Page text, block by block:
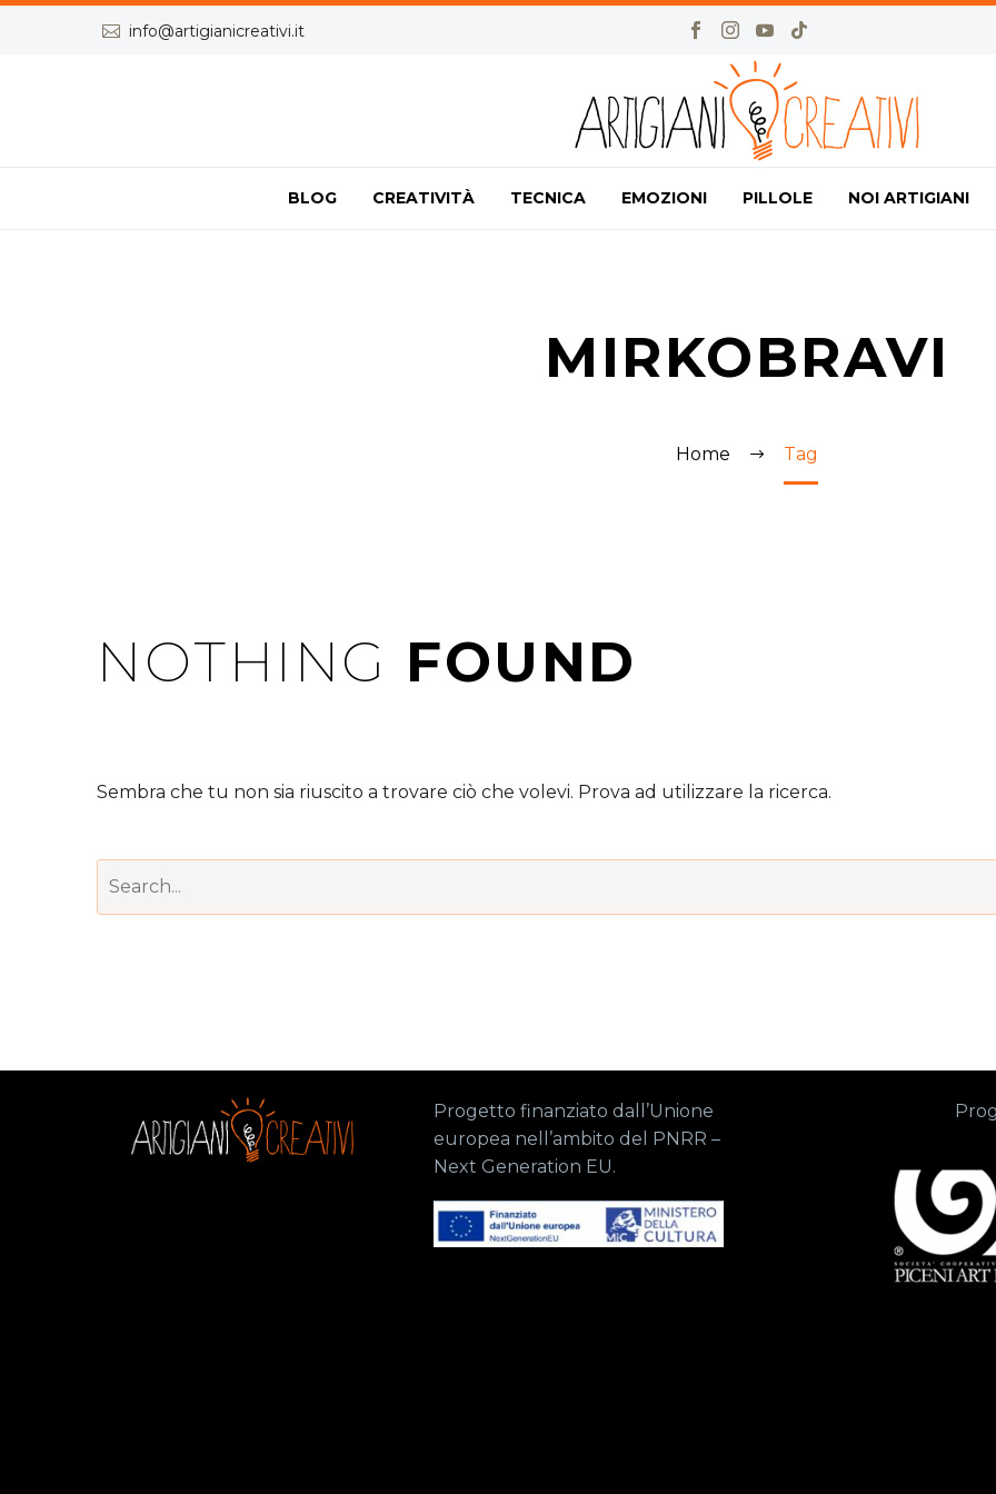

 info@artigianicreativi.it
BLOG CREATIVITÀ TECNICA EMOZIONI PILLOLE NOI ARTIGIANI
MIRKOBRAVI
Home Tag
NOTHING FOUND
Sembra che tu non sia riuscito a trovare ciò che volevi. Prova ad utilizzare la ricerca.
Progetto finanziato dall’Unione
europea nell’ambito del PNRR –
Next Generation EU.